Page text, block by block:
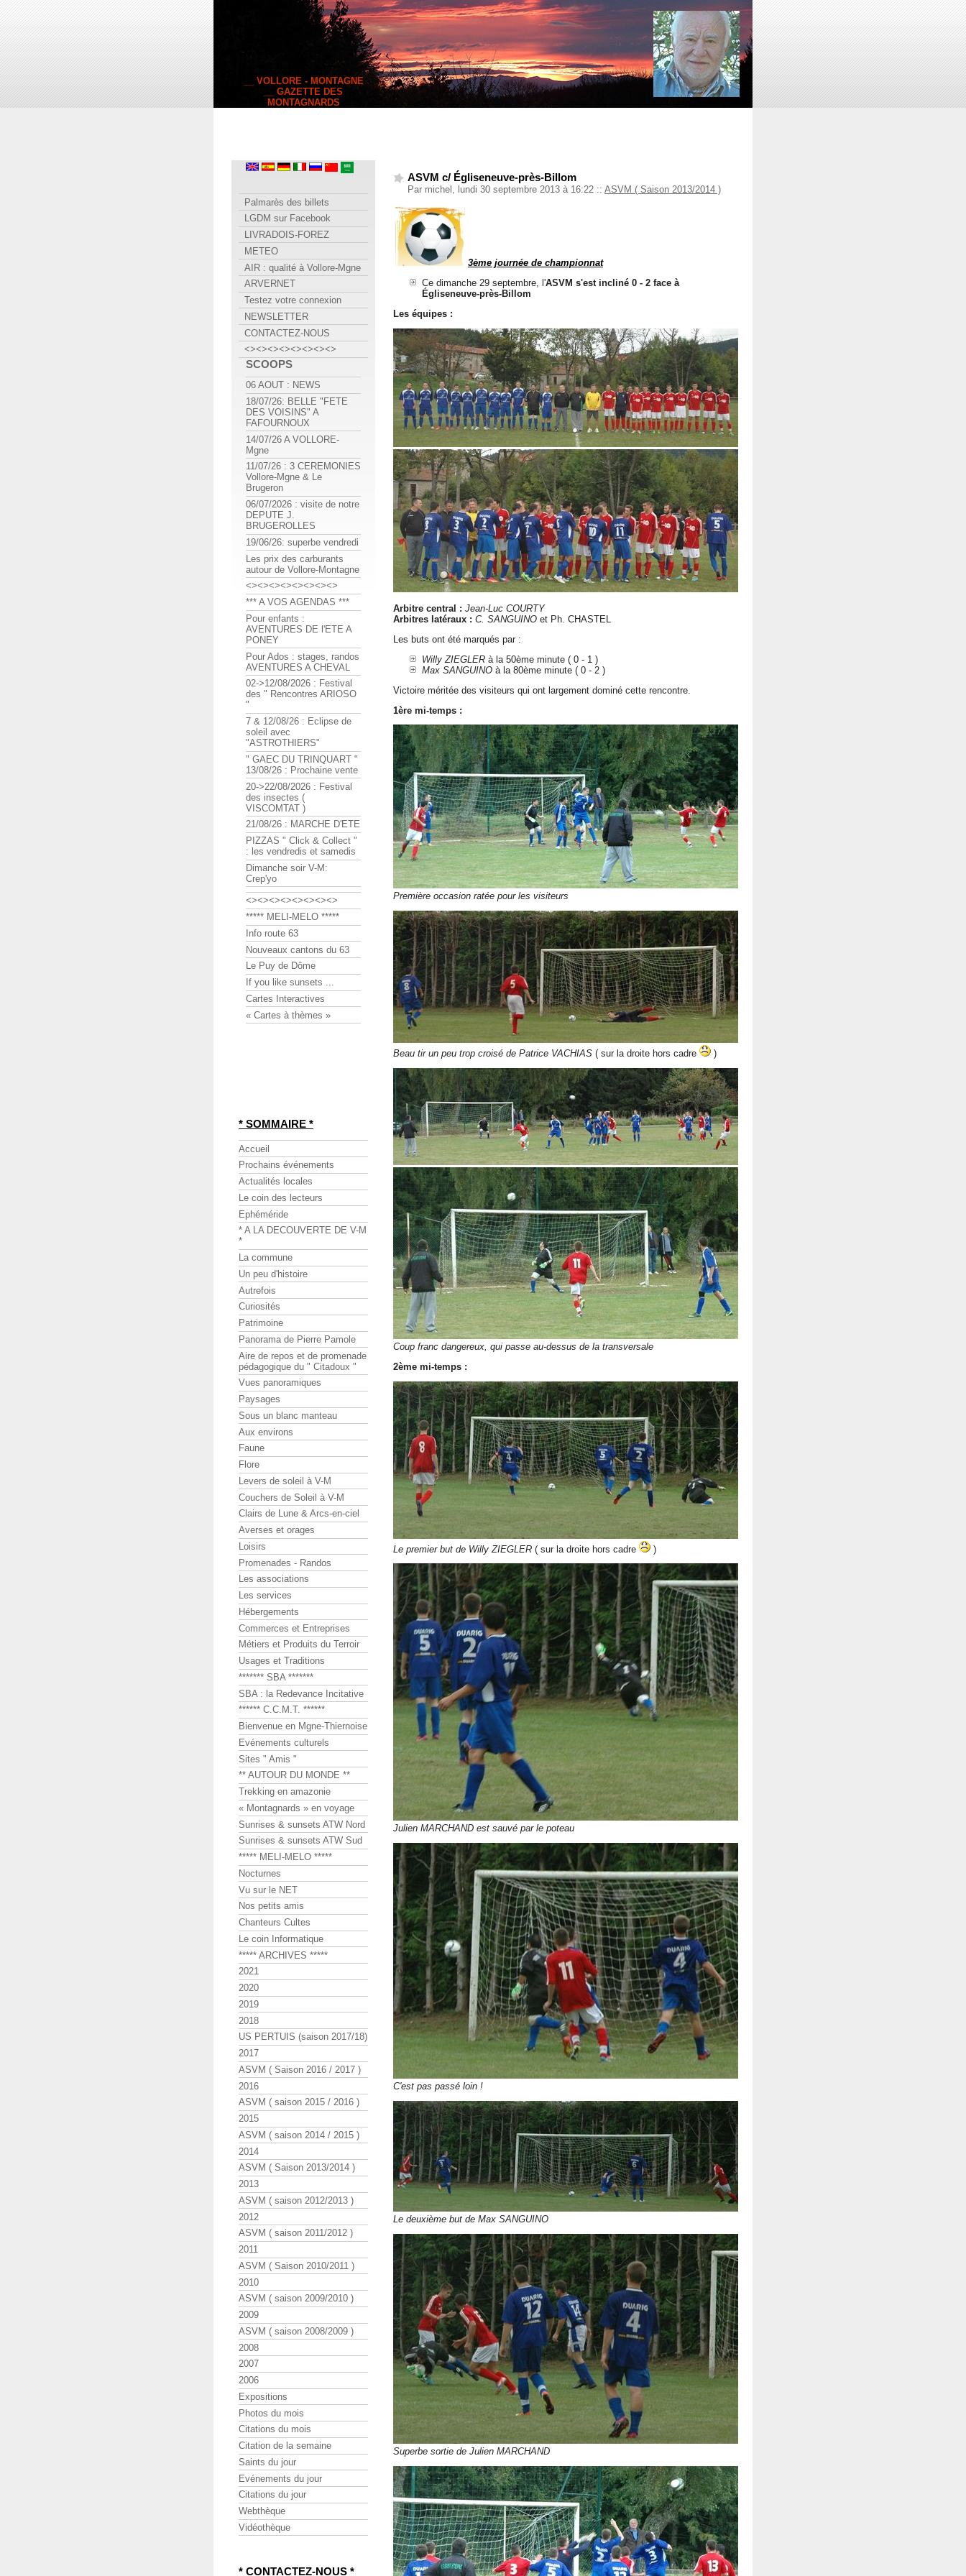
__ VOLLORE - MONTAGNE
__ GAZETTE DES
MONTAGNARDS
ASVM c/ Égliseneuve-près-Billom
Par michel, lundi 30 septembre 2013 à 16:22 :: ASVM ( Saison 2013/2014 )
3ème journée de championnat
Ce dimanche 29 septembre, l'ASVM s'est incliné 0 - 2 face à
Égliseneuve-près-Billom
Les équipes :
Arbitre central : Jean-Luc COURTY
Arbitres latéraux : C. SANGUINO et Ph. CHASTEL
Les buts ont été marqués par :
Willy ZIEGLER à la 50ème minute ( 0 - 1 )
Max SANGUINO à la 80ème minute ( 0 - 2 )
Victoire méritée des visiteurs qui ont largement dominé cette rencontre.
1ère mi-temps :
Première occasion ratée pour les visiteurs
Beau tir un peu trop croisé de Patrice VACHIAS ( sur la droite hors cadre )
Coup franc dangereux, qui passe au-dessus de la transversale
2ème mi-temps :
Le premier but de Willy ZIEGLER ( sur la droite hors cadre )
Julien MARCHAND est sauvé par le poteau
C'est pas passé loin !
Le deuxième but de Max SANGUINO
Superbe sortie de Julien MARCHAND
Palmarès des billets
LGDM sur Facebook
LIVRADOIS-FOREZ
METEO
AIR : qualité à Vollore-Mgne
ARVERNET
Testez votre connexion
NEWSLETTER
CONTACTEZ-NOUS
<><><><><><><><>
SCOOPS
06 AOUT : NEWS
18/07/26: BELLE "FETE
DES VOISINS" A
FAFOURNOUX
14/07/26 A VOLLORE-
Mgne
11/07/26 : 3 CEREMONIES
Vollore-Mgne & Le
Brugeron
06/07/2026 : visite de notre
DEPUTE J.
BRUGEROLLES
19/06/26: superbe vendredi
Les prix des carburants
autour de Vollore-Montagne
<><><><><><><><>
*** A VOS AGENDAS ***
Pour enfants :
AVENTURES DE l'ETE A
PONEY
Pour Ados : stages, randos
AVENTURES A CHEVAL
02->12/08/2026 : Festival
des " Rencontres ARIOSO
"
7 & 12/08/26 : Eclipse de
soleil avec
"ASTROTHIERS"
" GAEC DU TRINQUART "
13/08/26 : Prochaine vente
20->22/08/2026 : Festival
des insectes (
VISCOMTAT )
21/08/26 : MARCHE D'ETE
PIZZAS " Click & Collect "
: les vendredis et samedis
Dimanche soir V-M:
Crep'yo
<><><><><><><><>
***** MELI-MELO *****
Info route 63
Nouveaux cantons du 63
Le Puy de Dôme
If you like sunsets ...
Cartes Interactives
« Cartes à thèmes »
* SOMMAIRE *
Accueil
Prochains événements
Actualités locales
Le coin des lecteurs
Ephéméride
* A LA DECOUVERTE DE V-M
*
La commune
Un peu d'histoire
Autrefois
Curiosités
Patrimoine
Panorama de Pierre Pamole
Aire de repos et de promenade
pédagogique du " Citadoux "
Vues panoramiques
Paysages
Sous un blanc manteau
Aux environs
Faune
Flore
Levers de soleil à V-M
Couchers de Soleil à V-M
Clairs de Lune & Arcs-en-ciel
Averses et orages
Loisirs
Promenades - Randos
Les associations
Les services
Hébergements
Commerces et Entreprises
Métiers et Produits du Terroir
Usages et Traditions
******* SBA *******
SBA : la Redevance Incitative
****** C.C.M.T. ******
Bienvenue en Mgne-Thiernoise
Evénements culturels
Sites " Amis "
** AUTOUR DU MONDE **
Trekking en amazonie
« Montagnards » en voyage
Sunrises & sunsets ATW Nord
Sunrises & sunsets ATW Sud
***** MELI-MELO *****
Nocturnes
Vu sur le NET
Nos petits amis
Chanteurs Cultes
Le coin Informatique
***** ARCHIVES *****
2021
2020
2019
2018
US PERTUIS (saison 2017/18)
2017
ASVM ( Saison 2016 / 2017 )
2016
ASVM ( saison 2015 / 2016 )
2015
ASVM ( saison 2014 / 2015 )
2014
ASVM ( Saison 2013/2014 )
2013
ASVM ( saison 2012/2013 )
2012
ASVM ( saison 2011/2012 )
2011
ASVM ( Saison 2010/2011 )
2010
ASVM ( saison 2009/2010 )
2009
ASVM ( saison 2008/2009 )
2008
2007
2006
Expositions
Photos du mois
Citations du mois
Citation de la semaine
Saints du jour
Evénements du jour
Citations du jour
Webthèque
Vidéothèque
* CONTACTEZ-NOUS *